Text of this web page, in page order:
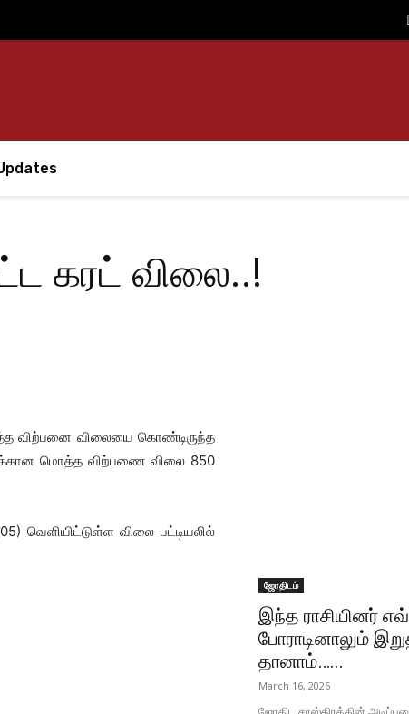
கரட் விலை..!
விற்பனை விலையை கொண்டிருந்த
மொத்த விற்பணை விலை 850
வெளியிட்டுள்ள விலை பட்டியலில்
ஜோதிடம்
இந்த ராசியினர்
போராடினாலும்
தானாம்…...
March 16, 2026